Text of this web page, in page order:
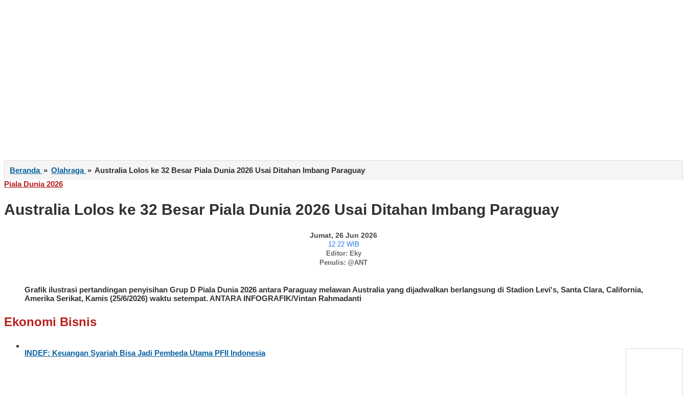
Beranda » Olahraga » Australia Lolos ke 32 Besar Piala Dunia 2026 Usai Ditahan Imbang Paraguay
Piala Dunia 2026
Australia Lolos ke 32 Besar Piala Dunia 2026 Usai Ditahan Imbang Paraguay
Jumat, 26 Jun 2026
12:22 WIB
Editor: Eky
Penulis: @ANT
Grafik ilustrasi pertandingan penyisihan Grup D Piala Dunia 2026 antara Paraguay melawan Australia yang dijadwalkan berlangsung di Stadion Levi's, Santa Clara, California,
Amerika Serikat, Kamis (25/6/2026) waktu setempat. ANTARA INFOGRAFIK/Vintan Rahmadanti
Ekonomi Bisnis
INDEF: Keuangan Syariah Bisa Jadi Pembeda Utama PFII Indonesia